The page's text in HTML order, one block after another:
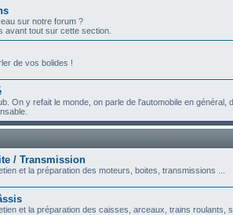
sur notre forum ?
avant tout sur cette section.
de vos bolides !
On y refait le monde, on parle de l'automobile en général,
/ Transmission
et la préparation des moteurs, boites, transmissions ...
et la préparation des caisses, arceaux, trains roulants,